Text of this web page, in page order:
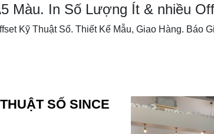
Màu. In Số Lượng Ít & nhiều
Kỹ Thuật Số. Thiết Kế Mẫu, Giao Hàng. Báo
SỐ SINCE